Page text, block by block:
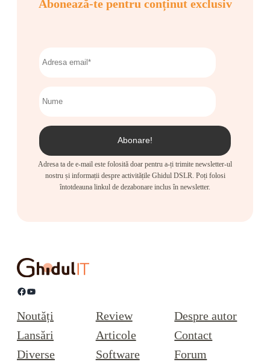
Abonează-te pentru conținut exclusiv
Adresa ta de e-mail este folosită doar pentru a-ți trimite newsletter-ul
nostru și informații despre activitățile Ghidul DSLR. Poți folosi
întotdeauna linkul de dezabonare inclus în newsletter.
Facebook YouTube
Noutăți
Lansări
Diverse
Review
Articole
Software
Despre autor
Contact
Forum